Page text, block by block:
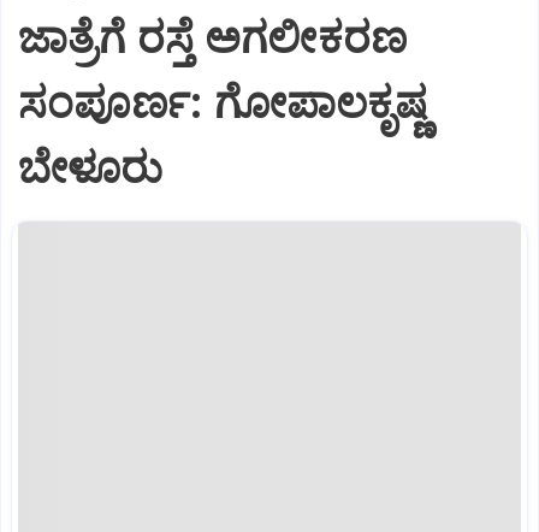
ಜಾತ್ರೆಗೆ ರಸ್ತೆ ಅಗಲೀಕರಣ
ಸಂಪೂರ್ಣ: ಗೋಪಾಲಕೃಷ್ಣ
ಬೇಳೂರು